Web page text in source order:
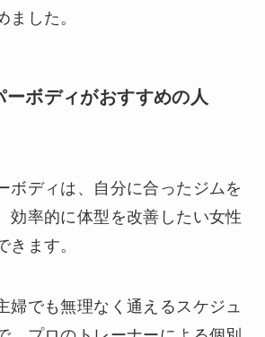
ました。
ーボディがおすすめの人
ボディは、自分に合ったジムを
効率的に体型を改善したい女性
きます。
婦でも無理なく通えるスケジュ